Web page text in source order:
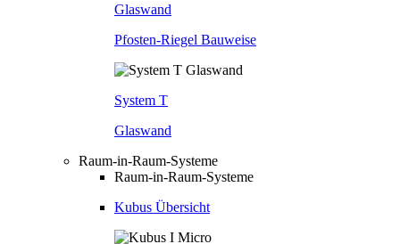
Glaswand
Pfosten-Riegel Bauweise
System T
Glaswand
Raum-in-Raum-Systeme
Raum-in-Raum-Systeme
Kubus Übersicht